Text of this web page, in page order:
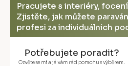
Pracujete s interiéry,
Zjistěte, jak můžete
profesi za individuálních
Potřebujete poradit?
Ozvěte se mi a já vám rád pomohu s výběrem.